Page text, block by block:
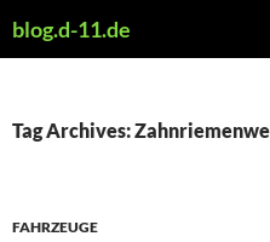
toblog.d-11.de
Tag Archives:
FAHRZEUGE